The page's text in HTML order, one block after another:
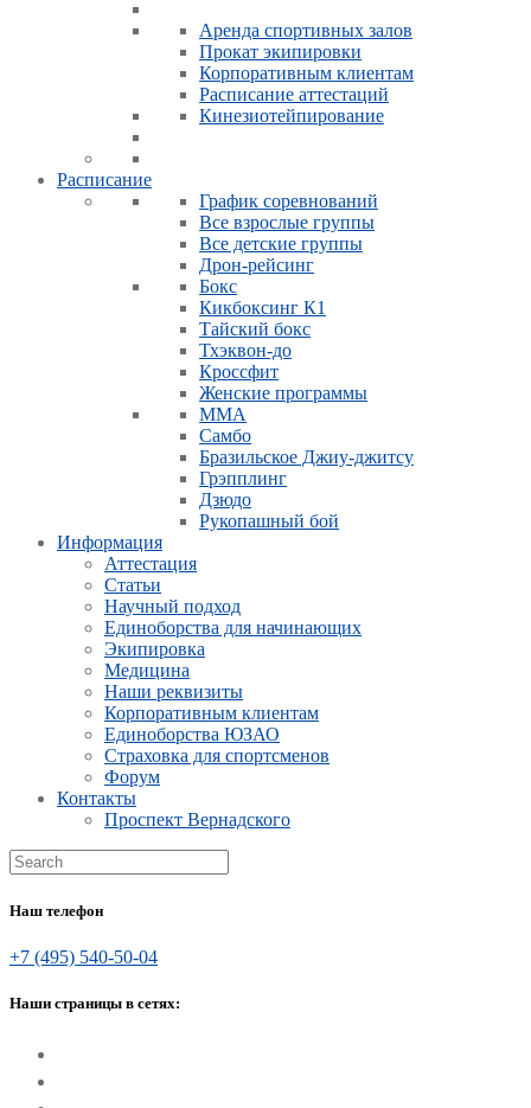
Аренда спортивных залов
Прокат экипировки
Корпоративным клиентам
Расписание аттестаций
Кинезиотейпирование
Расписание
График соревнований
Все взрослые группы
Все детские группы
Дрон-рейсинг
Бокс
Кикбоксинг К1
Тайский бокс
Тхэквон-до
Кроссфит
Женские программы
ММА
Самбо
Бразильское Джиу-джитсу
Грэпплинг
Дзюдо
Рукопашный бой
Информация
Аттестация
Статьи
Научный подход
Единоборства для начинающих
Экипировка
Медицина
Наши реквизиты
Корпоративным клиентам
Единоборства ЮЗАО
Страховка для спортсменов
Форум
Контакты
Проспект Вернадского
Наш телефон
+7 (495) 540-50-04
Наши страницы в сетях: